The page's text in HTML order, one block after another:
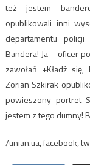
też jestem
opublikowali inni
departamentu
Bandera! Ja – oficer
zawołań +Kładź
Zorian Szkirak
powieszony portret
jestem z tego dumny!
/unian.ua, facebook,